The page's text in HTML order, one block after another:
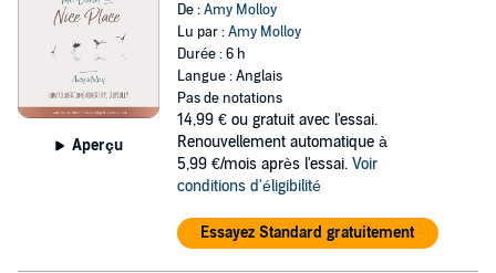
Aperçu
De :Amy Molloy
Lu par :Amy Molloy
Durée : 6 h
Langue : Anglais
Pas de notations
14,99 € ou gratuit avec l'essai.
Renouvellement automatique à
5,99 €/mois après l'essai. Voir
conditions d'éligibilité
Essayez Standard gratuitement